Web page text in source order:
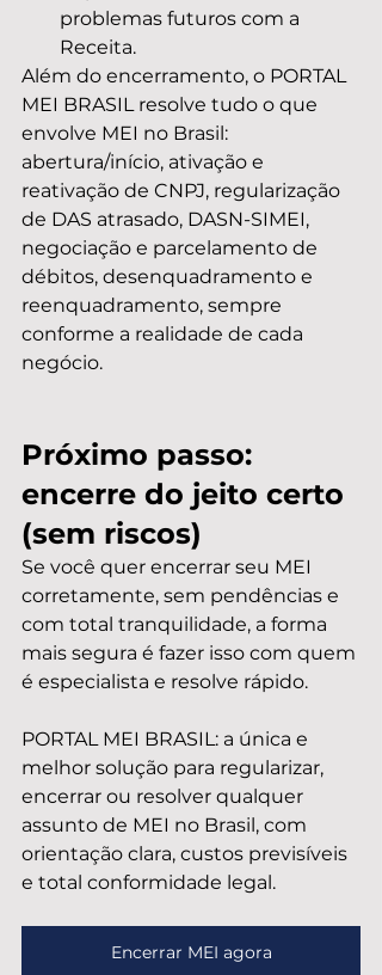
problemas futuros com a
Receita.
Além do encerramento, o PORTAL
MEI BRASIL resolve tudo o que
envolve MEI no Brasil:
abertura/início, ativação e
reativação de CNPJ, regularização
de DAS atrasado, DASN-SIMEI,
negociação e parcelamento de
débitos, desenquadramento e
reenquadramento, sempre
conforme a realidade de cada
negócio.
Próximo passo:
encerre do jeito certo
(sem riscos)
Se você quer encerrar seu MEI
corretamente, sem pendências e
com total tranquilidade, a forma
mais segura é fazer isso com quem
é especialista e resolve rápido.
PORTAL MEI BRASIL: a única e
melhor solução para regularizar,
encerrar ou resolver qualquer
assunto de MEI no Brasil, com
orientação clara, custos previsíveis
e total conformidade legal.
Encerrar MEI agora